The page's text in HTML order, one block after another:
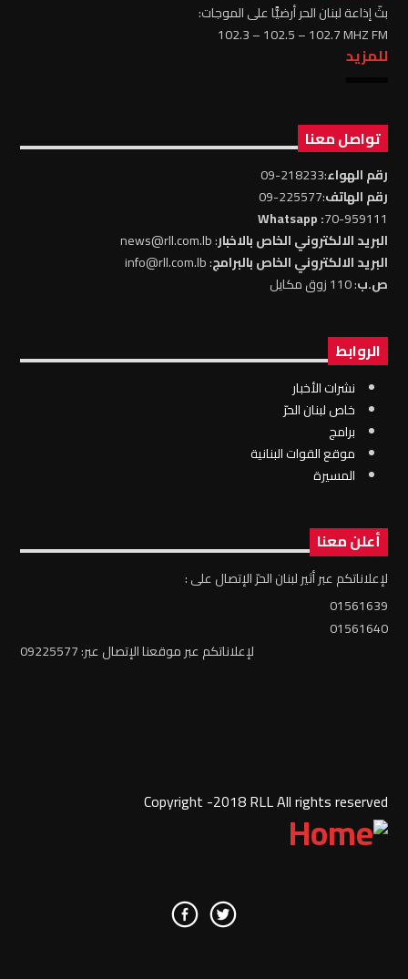
بثّ إذاعة لبنان الحر أرضيًّا على الموجات:
102.3 – 102.5 – 102.7 MHZ FM
للمزيد
تواصل معنا
رقم الهواء:218233-09
رقم الهاتف:225577-09
70-959111
: Whatsapp
البريد الالكتروني الخاص بالاخبار: news@rll.com.lb
البريد الالكتروني الخاص بالبرامج: info@rll.com.lb
ص.ب: 110 زوق مكايل
الروابط
نشرات الأخبار
خاص لبنان الحرّ
برامج
موقع القوات البنانية
المسيرة
أعلن معنا
لإعلاناتكم عبر أثير لبنان الحرّ الإتصال على :
01561639
01561640
لإعلاناتكم عبر موقعنا الإتصال عبر: 09225577
Copyright -2018 RLL All rights reserved